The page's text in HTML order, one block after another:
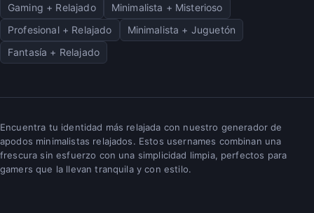
Gaming + Relajado
Minimalista + Misterioso
Profesional + Relajado
Minimalista + Juguetón
Fantasía + Relajado
Encuentra tu identidad más relajada con nuestro generador de
apodos minimalistas relajados. Estos usernames combinan una
frescura sin esfuerzo con una simplicidad limpia, perfectos para
gamers que la llevan tranquila y con estilo.